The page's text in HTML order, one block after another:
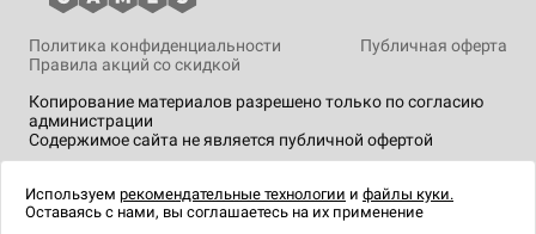
Копирование материалов разрешено только по согласию
администрации
Содержимое сайта не является публичной офертой
Политика конфиденциальности
Публичная оферта
Правила акций со скидкой
технологии.
Используем рекомендательные технологии и файлы куки.
Оставаясь с нами, вы соглашаетесь на их применение